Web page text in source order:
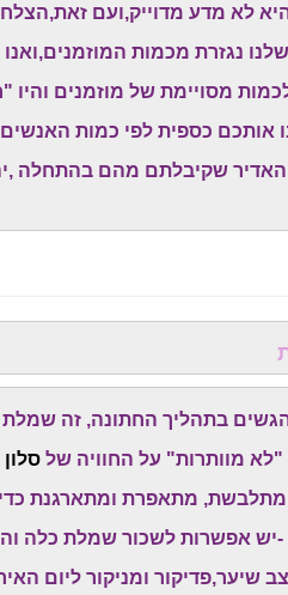
היא לא מדע מדוייק,ועם
נגזרת מכמות
מסויימת של מוזמנים והיו
אותכם כספית לפי כמות
האדיר שקיבלתם מהם בהתחלה
בתהליך החתונה, זה שמלת
מוותרות" על החוויה של
מתאפרת ומתארגנת כדי
-יש אפשרות לשכור שמלת כלה
שיער,פדיקור ומניקור ליום